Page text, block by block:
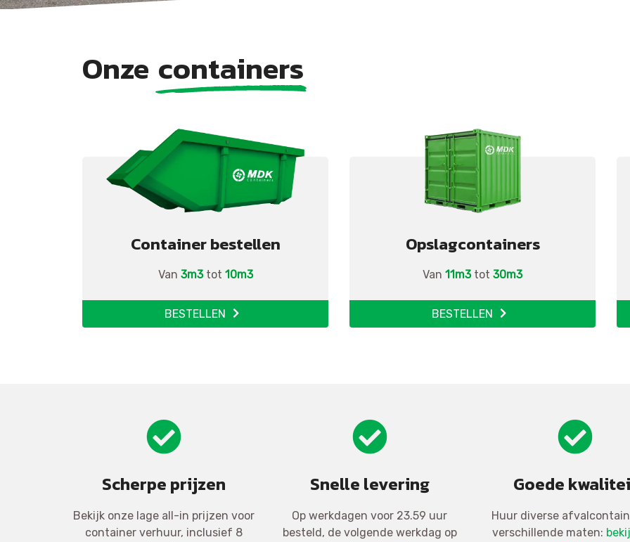
Onze containers
Container bestellen
Van 3m3 tot 10m3
BESTELLEN
Opslagcontainers
Van 11m3 tot 30m3
BESTELLEN
Scherpe prijzen
Bekijk onze lage all-in prijzen voor
container verhuur, inclusief 8
Snelle levering
Op werkdagen voor 23.59 uur
besteld, de volgende werkdag op
Goede
Huur diverse
verschillende maten: